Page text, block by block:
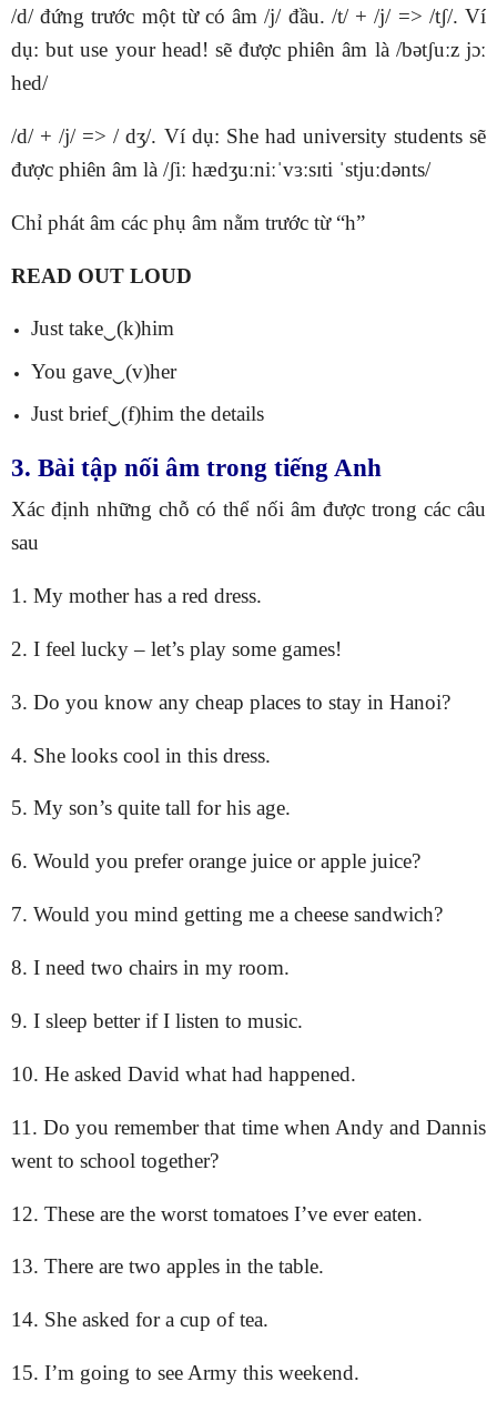
/d/ đứng trước một từ có âm /j/ đầu. /t/ + /j/ => /tʃ/. Ví
dụ: but use your head! sẽ được phiên âm là /bətʃuːz jɔː
hed/
/d/ + /j/ => / dʒ/. Ví dụ: She had university students sẽ
được phiên âm là /ʃiː hædʒuːniːˈvɜːsɪti ˈstjuːdənts/
Chỉ phát âm các phụ âm nằm trước từ “h”
READ OUT LOUD
Just take‿(k)him
You gave‿(v)her
Just brief‿(f)him the details
3. Bài tập nối âm trong tiếng Anh
Xác định những chỗ có thể nối âm được trong các câu
sau
1. My mother has a red dress.
2. I feel lucky – let’s play some games!
3. Do you know any cheap places to stay in Hanoi?
4. She looks cool in this dress.
5. My son’s quite tall for his age.
6. Would you prefer orange juice or apple juice?
7. Would you mind getting me a cheese sandwich?
8. I need two chairs in my room.
9. I sleep better if I listen to music.
10. He asked David what had happened.
11. Do you remember that time when Andy and Dannis
went to school together?
12. These are the worst tomatoes I’ve ever eaten.
13. There are two apples in the table.
14. She asked for a cup of tea.
15. I’m going to see Army this weekend.